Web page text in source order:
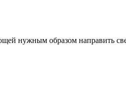
нужным образом направить